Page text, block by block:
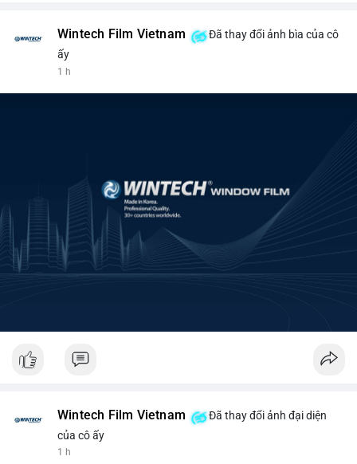
Wintech Film Vietnam
Đã thay đổi ảnh bìa của cô
ấy
1 h
Wintech Film Vietnam
Đã thay đổi ảnh đại diện
của cô ấy
1 h